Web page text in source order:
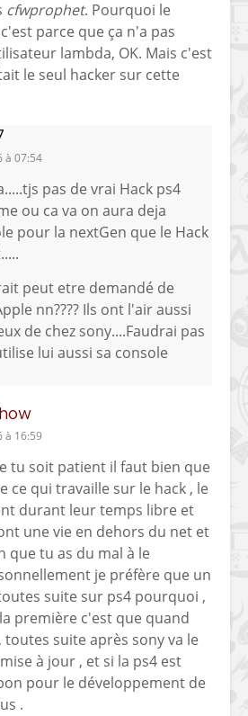
cfwprophet. Pourquoi le
parce que ça n'a pas
lambda, OK. Mais c'est
le seul hacker sur cette
à 07:54
pas de vrai Hack ps4
ou ca va on aura deja
pour la nextGen que le Hack
peut etre demandé de
nn???? Ils ont l'air aussi
de chez sony....Faudrai pas
lui aussi sa console
à 16:59
tu soit patient il faut bien que
ce qui travaille sur le hack , le
durant leur temps libre et
une vie en dehors du net et
que tu as du mal à le
je préfère que un
suite sur ps4 pourquoi ,
première c'est que quand
suite après sony va le
à jour , et si la ps4 est
pour le développement de
.